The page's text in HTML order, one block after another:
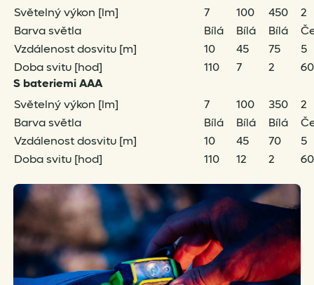
Světelný výkon [lm]
7 100 450
2
Barva světla
Bílá Bílá Bílá
Vzdálenost dosvitu [m]
10 45 75
5
Doba svitu [hod]
110 7 2
60
S bateriemi AAA
Světelný výkon [lm]
7 100 350
2
Barva světla
Bílá Bílá Bílá
Vzdálenost dosvitu [m]
10 45 70
5
Doba svitu [hod]
110 12 2 60